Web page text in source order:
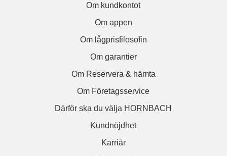
Om kundkontot
Om appen
Om lågprisfilosofin
Om garantier
Om Reservera & hämta
Om Företagsservice
Därför ska du välja HORNBACH
Kundnöjdhet
Karriär